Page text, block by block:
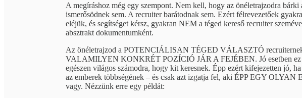
A megíráshoz még egy szempont. Nem kell, hogy az önéletrajzodra
ismerősödnek sem. A recruiter barátodnak sem. Ezért félrevezetőek
eléjük, és segítséget kérsz, gyakran NEM a téged kereső recruiter
absztrakt dokumentumként.
Az önéletrajzod a POTENCIÁLISAN TÉGED VÁLASZTÓ
VALAMILYEN KONKRÉT POZÍCIÓ JÁR A FEJÉBEN. Jó esetben ez
egészen világos számodra, hogy kit keresnek. Épp ezért kifejezetten jó,
az emberek többségének – és csak azt izgatja fel, aki ÉPP EGY
vagy. Nézzünk erre egy példát: